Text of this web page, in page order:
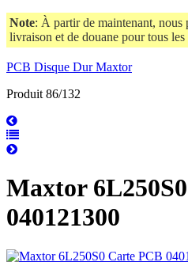
Note: À partir de maintenant, nous
livraison et de douane pour tous
PCB Disque Dur Maxtor
Produit 86/132
Maxtor
040121300